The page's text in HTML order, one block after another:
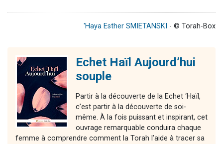
'Haya Esther SMIETANSKI - © Torah-Box
Echet Haïl Aujourd’hui
souple
Partir à la découverte de la Echet ‘Haïl,
c’est partir à la découverte de soi-
même. À la fois puissant et inspirant, cet
ouvrage remarquable conduira chaque
femme à comprendre comment la Torah l’aide à tracer sa